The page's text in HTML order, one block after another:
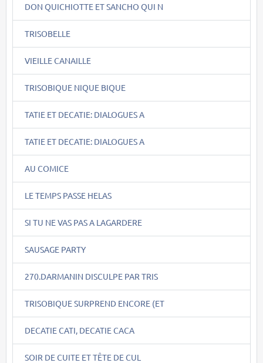
DON QUICHIOTTE ET SANCHO QUI N
TRISOBELLE
VIEILLE CANAILLE
TRISOBIQUE NIQUE BIQUE
TATIE ET DECATIE: DIALOGUES A
TATIE ET DECATIE: DIALOGUES A
AU COMICE
LE TEMPS PASSE HELAS
SI TU NE VAS PAS A LAGARDERE
SAUSAGE PARTY
270.DARMANIN DISCULPE PAR TRIS
TRISOBIQUE SURPREND ENCORE (ET
DECATIE CATI, DECATIE CACA
SOIR DE CUITE ET TÊTE DE CUL